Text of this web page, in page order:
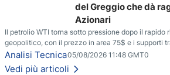
del Greggio che dà
Azionari
Il petrolio WTI torna sotto pressione dopo il rapido
geopolitico, con il prezzo in area 75$ e i supporti
per capire se il ribasso potrà estendersi verso
Analisi Tecnica05/08/2026 11:48 GMT0
Vedi più articoli